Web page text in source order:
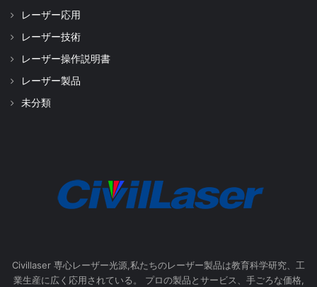
レーザー応用
レーザー技術
レーザー操作説明書
レーザー製品
未分類
Civillaser 専心レーザー光源,私たちのレーザー製品は教育科学研究、工
業生産に広く応用されている。 プロの製品とサービス、手ごろな価格,